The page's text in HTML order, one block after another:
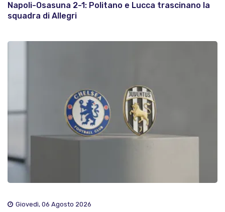
Napoli-Osasuna 2-1: Politano e Lucca trascinano la
squadra di Allegri
Giovedì, 06 Agosto 2026